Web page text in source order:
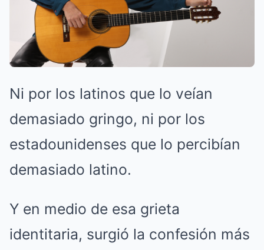
Ni por los latinos que lo veían
demasiado gringo, ni por los
estadounidenses que lo percibían
demasiado latino.
Y en medio de esa grieta
identitaria, surgió la confesión más